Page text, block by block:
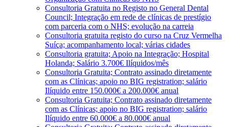
Consultoria Gratuita no Registo no General Dental
Council; Integração em rede de clínicas de prestígio
com parceria com o NHS; evolução na carreia
Consultoria gratuita registo do curso na Cruz Vermelha
Suíça; acompanhamento local; várias cidades
Consultoria gratuita; Apoio na Integração; Hospital
Holanda; Salário 3.700€ Ilíquidos/mês
Consultoria Gratuita; Contrato assinado diretamente
com as Clínicas; apoio no BIG registration; salário
Ilíquido entre 150.000€ a 200.000€ anual
Consultoria Gratuita; Contrato assinado diretamente
com as Clínicas; apoio no BIG registration; salário
Ilíquido entre 60.000€ a 80.000€ anual